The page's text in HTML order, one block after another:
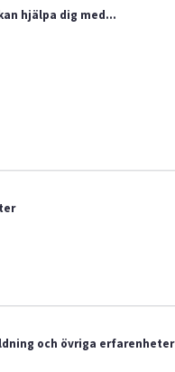
hjälpa dig med...
och övriga erfarenheter